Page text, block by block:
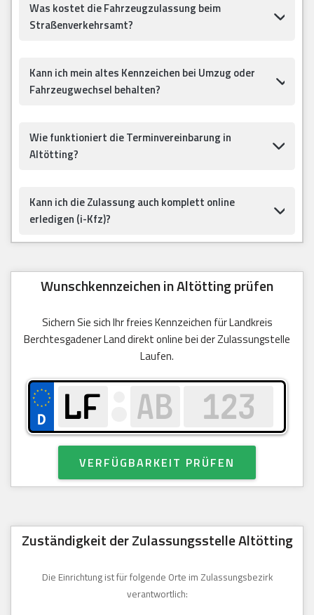
Was kostet die Fahrzeugzulassung beim
Straßenverkehrsamt?
Kann ich mein altes Kennzeichen bei Umzug oder
Fahrzeugwechsel behalten?
Wie funktioniert die Terminvereinbarung in
Altötting?
Kann ich die Zulassung auch komplett online
erledigen (i-Kfz)?
Wunschkennzeichen in Altötting prüfen
Sichern Sie sich Ihr freies Kennzeichen für Landkreis
Berchtesgadener Land direkt online bei der Zulassungstelle
Laufen.
VERFÜGBARKEIT PRÜFEN
Zuständigkeit der Zulassungsstelle Altötting
Die Einrichtung ist für folgende Orte im Zulassungsbezirk
verantwortlich: